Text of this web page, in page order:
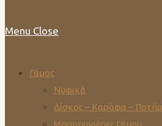
Menu Close
Γάμος
Νυφικά
Δίσκος – Καράφα –
Μπομπονιέρες Γάμου